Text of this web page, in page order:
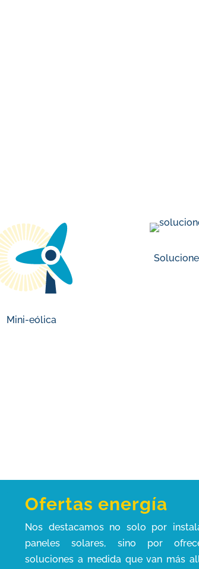
Mini-eólica
Ofertas energía
Nos destacamos no solo por
paneles solares, sino por
soluciones a medida que van más